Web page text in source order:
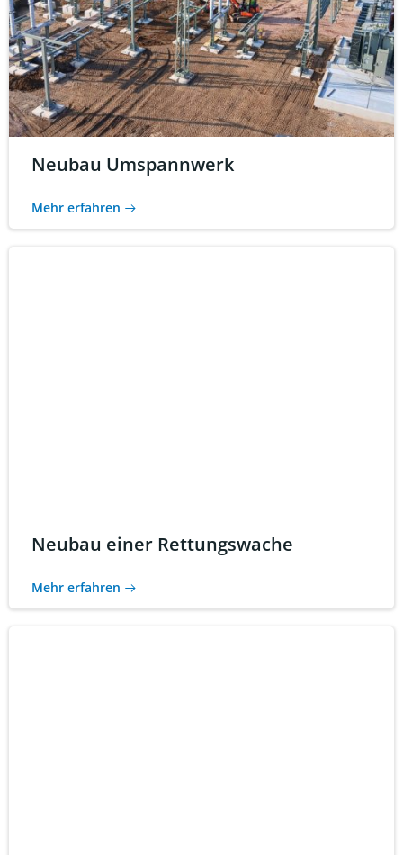
Neubau Umspannwerk
Mehr erfahren
Neubau einer Rettungswache
Mehr erfahren